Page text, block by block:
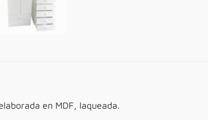
en MDF, laqueada.